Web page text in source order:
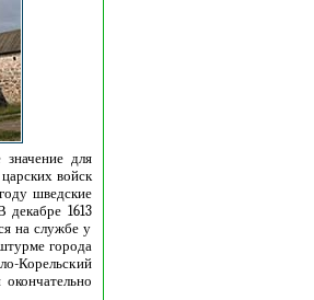
для
войск
шведские
декабре 1613
на службе у
города
Корельский